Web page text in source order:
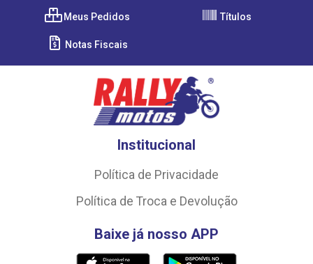
Meus Pedidos Títulos
Notas Fiscais
Institucional
Política de Privacidade
Política de Troca e Devolução
Baixe já nosso APP